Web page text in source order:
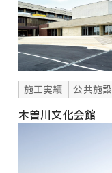
施工実績 公共施設
木曽川文化会館